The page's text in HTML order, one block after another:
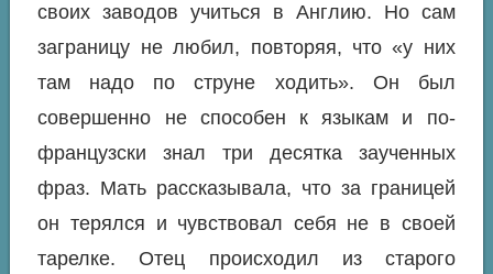
своих заводов учиться в Англию. Но сам
заграницу не любил, повторяя, что «у них
там надо по струне ходить». Он был
совершенно не способен к языкам и по-
французски знал три десятка заученных
фраз. Мать рассказывала, что за границей
он терялся и чувствовал себя не в своей
тарелке. Отец происходил из старого